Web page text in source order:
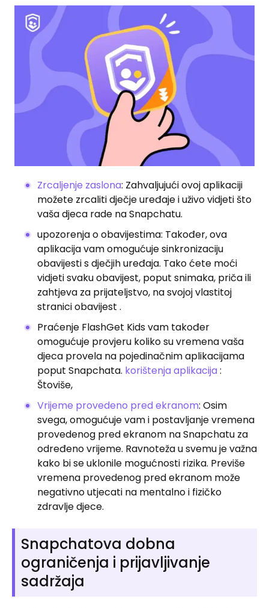
Zrcaljenje zaslona: Zahvaljujući ovoj aplikaciji
možete zrcaliti dječje uređaje i uživo vidjeti što
vaša djeca rade na Snapchatu.
upozorenja o obavijestima: Također, ova
aplikacija vam omogućuje sinkronizaciju
obavijesti s dječjih uređaja. Tako ćete moći
vidjeti svaku obavijest, poput snimaka, priča ili
zahtjeva za prijateljstvo, na svojoj vlastitoj
stranici obavijest .
Praćenje FlashGet Kids vam također
omogućuje provjeru koliko su vremena vaša
djeca provela na pojedinačnim aplikacijama
poput Snapchata. korištenja aplikacija :
Štoviše,
Vrijeme provedeno pred ekranom: Osim
svega, omogućuje vam i postavljanje vremena
provedenog pred ekranom na Snapchatu za
određeno vrijeme. Ravnoteža u svemu je važna
kako bi se uklonile mogućnosti rizika. Previše
vremena provedenog pred ekranom može
negativno utjecati na mentalno i fizičko
zdravlje djece.
Snapchatova dobna
ograničenja i prijavljivanje
sadržaja